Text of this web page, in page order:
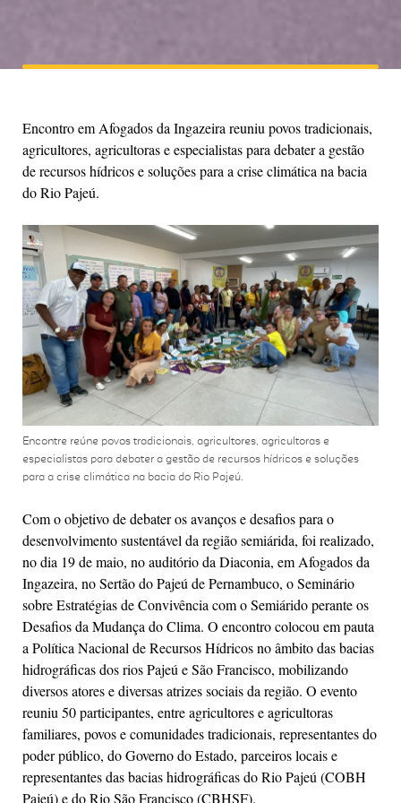
Encontro em Afogados da Ingazeira reuniu povos tradicionais,
agricultores, agricultoras e especialistas para debater a gestão
de recursos hídricos e soluções para a crise climática na bacia
do Rio Pajeú.
Encontre reúne povos tradicionais, agricultores, agricultoras e
especialistas para debater a gestão de recursos hídricos e soluções
para a crise climática na bacia do Rio Pajeú.
Com o objetivo de debater os avanços e desafios para o
desenvolvimento sustentável da região semiárida, foi realizado,
no dia 19 de maio, no auditório da Diaconia, em Afogados da
Ingazeira, no Sertão do Pajeú de Pernambuco, o Seminário
sobre Estratégias de Convivência com o Semiárido perante os
Desafios da Mudança do Clima. O encontro colocou em pauta
a Política Nacional de Recursos Hídricos no âmbito das bacias
hidrográficas dos rios Pajeú e São Francisco, mobilizando
diversos atores e diversas atrizes sociais da região. O evento
reuniu 50 participantes, entre agricultores e agricultoras
familiares, povos e comunidades tradicionais, representantes do
poder público, do Governo do Estado, parceiros locais e
representantes das bacias hidrográficas do Rio Pajeú (COBH
Pajeú) e do Rio São Francisco (CBHSF).